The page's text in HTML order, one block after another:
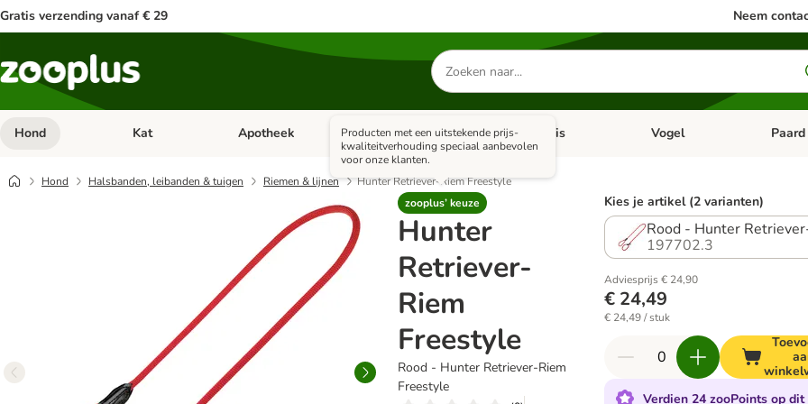
Gratis verzending vanaf € 29 Neem
Zoeken
naar
producten
Hond Open categorie menu: Hond
Kat Open categorie menu: Kat
Apotheek Open categorie menu: Apotheek
Kleine dieren Open categorie menu: Kleine dieren
Vis Open categorie menu: Vis
Vogel Open
Paard
Hond Halsbanden, leibanden & tuigen Riemen & lijnen
Hunter Retriever-Riem Freestyle
zooplus’ keuze
Producten met een uitstekende prijs-
kwaliteitverhouding speciaal aanbevolen
voor onze klanten.
Hunter
Retriever-
Riem
Freestyle
Rood - Hunter Retriever-Riem
Freestyle
Kies je artikel (2 varianten)
Rood - Hunter
197702.3
Adviesprijs € 24,90
€ 24,49
€ 24,49 / stuk
Verdien 24 zooPoints op